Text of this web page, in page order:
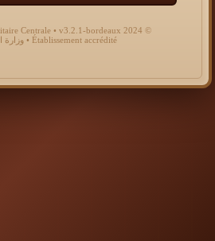
© 2024 Bibliothèque Universitaire Centrale • v3.2.1-bordeaux
Établissement accrédité • وزارة التعليم العالي